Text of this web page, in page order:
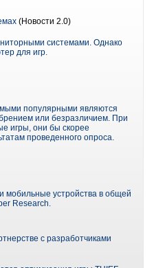
(Новости 2.0)
системами. Однако
для игр.
популярными являются
или безразличием. При
игры, они бы скорее
проведенного опроса.
мобильные устройства в общей
Research.
с разработчиками